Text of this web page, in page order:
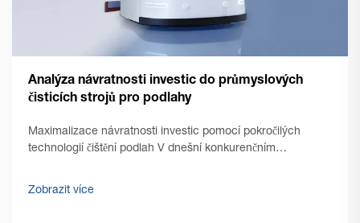
Analýza návratnosti investic do průmyslových
čisticích strojů pro podlahy
Maximalizace návratnosti investic pomocí pokročilých
technologií čištění podlah V dnešní konkurenčním
podniků čím dál více soustředí na optimalizaci provozních
Zobrazit více